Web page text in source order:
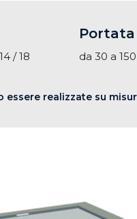
/ 18
Portata
da 30 a
essere realizzate su